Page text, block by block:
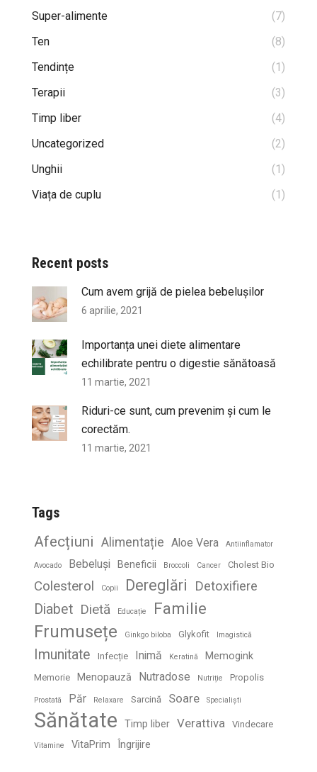
Super-alimente
(7)
Ten
(8)
Tendințe
(1)
Terapii
(3)
Timp liber
(4)
Uncategorized
(2)
Unghii
(1)
Viața de cuplu
(1)
Recent posts
Cum avem grijă de pielea bebelușilor
6 aprilie, 2021
Importanța unei diete alimentare
echilibrate pentru o digestie sănătoasă
11 martie, 2021
Riduri-ce sunt, cum prevenim și cum le
corectăm.
11 martie, 2021
Tags
Afecțiuni Alimentație Aloe Vera Antiinflamator
Avocado Bebeluși Beneficii Broccoli Cancer Cholest Bio
Colesterol Copii Dereglări Detoxifiere
Diabet Dietă Educație Familie
Frumusețe Ginkgo biloba Glykofit Imagistică
Imunitate Infecție Inimă Keratină Memogink
Memorie Menopauză Nutradose Nutriție Propolis
Prostată Păr Relaxare Sarcină Soare Specialiști
Sănătate Timp liber Verattiva Vindecare
Vitamine VitaPrim Îngrijire